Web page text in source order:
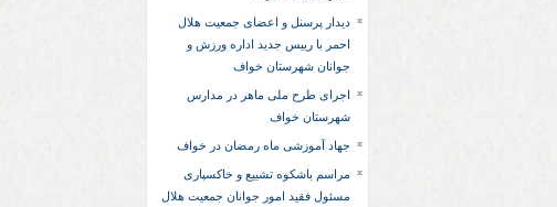
دیدار پرسنل و اعضای جمعیت هلال
احمر با رییس جدید اداره ورزش و
جوانان شهرستان خواف
اجرای طرح ملی ماهر در مدارس
شهرستان خواف
جهاد آموزشی ماه رمضان در خواف
مراسم باشکوه تشییع و خاکسپاری
مسئول فقید امور جوانان جمعیت هلال